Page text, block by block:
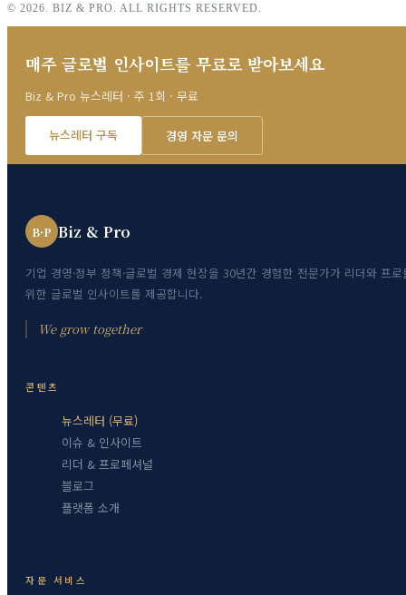
© 2026. BIZ & PRO. ALL RIGHTS RESERVED.
매주 글로벌 인사이트를 무료로 받아보세요
Biz & Pro 뉴스레터 · 주 1회 · 무료
뉴스레터 구독 경영 자문 문의
B·P Biz & Pro
기업 경영·정부 정책·글로벌 경제 현장을 30년간 경험한 전문가가 리더와 프로
위한 글로벌 인사이트를 제공합니다.
We grow together
콘텐츠
뉴스레터 (무료)
이슈 & 인사이트
리더 & 프로페셔널
블로그
플랫폼 소개
자문 서비스